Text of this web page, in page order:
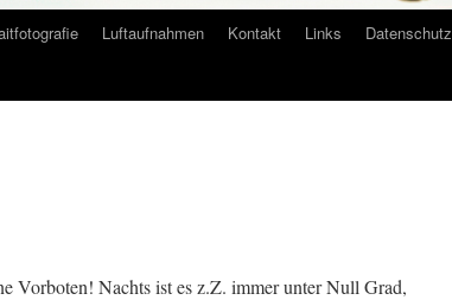
Luftaufnahmen Kontakt Links Datenschutz
Vorboten! Nachts ist es z.Z. immer unter Null Grad,